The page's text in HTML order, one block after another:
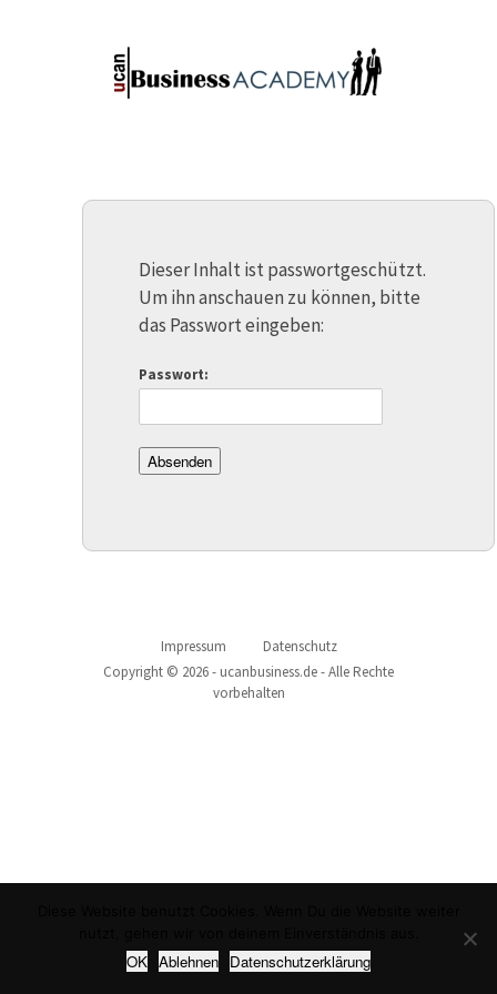
Dieser Inhalt ist passwortgeschützt.
Um ihn anschauen zu können, bitte
das Passwort eingeben:
Passwort:
Impressum
Datenschutz
Copyright © 2026 - ucanbusiness.de - Alle Rechte
vorbehalten
OK Ablehnen Datenschutzerklärung